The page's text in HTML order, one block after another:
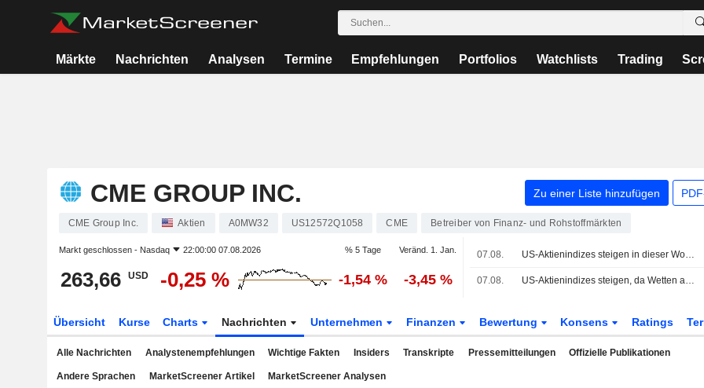
Märkte Nachrichten Analysen Termine Empfehlungen Portfolios Watchlists Trading
CME GROUP INC. Zu einer Liste hinzufügen
CME Group Inc. Aktien A0MW32 US12572Q1058 CME Betreiber von Finanz- und Rohstoffmärkten
Markt geschlossen - Nasdaq 22:00:00 07.08.2026 % 5 Tage Veränd. 1. Jan.
263,66 USD -0,25 % -1,54 % -3,45 %
07.08. US-Aktienindizes steigen in dieser Woche, Tech-Schwergewichte legen zu, Deal zur Wiederöffnung der Straße von Hormuz in Arbeit
07.08. US-Aktienindizes steigen, da Wetten auf eine Fed-Pause nach unerwartetem Rückgang der Beschäftigung außerhalb der Landwirtschaft zunehmen
Übersicht Kurse Charts Nachrichten Unternehmen Finanzen Bewertung Konsens Ratings
Alle Nachrichten Analystenempfehlungen Wichtige Fakten Insiders Transkripte Pressemitteilungen Offizielle Publikationen
Andere Sprachen MarketScreener Artikel MarketScreener Analysen